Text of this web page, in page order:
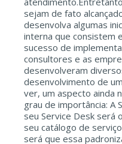
sejam de fato
desenvolva algumas
interna que consistem
sucesso de
consultores e as
desenvolveram
desenvolvimento de
ver, um aspecto ainda
grau de importância: A
seu Service Desk será
seu catálogo de
será que essa